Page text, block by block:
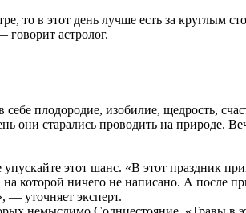
то в этот день лучше есть за круглым
говорит астролог.
плодородие, изобилие, щедрость,
они старались проводить на природе.
этот шанс. «В этот праздник
которой ничего не написано. А после
— уточняет эксперт.